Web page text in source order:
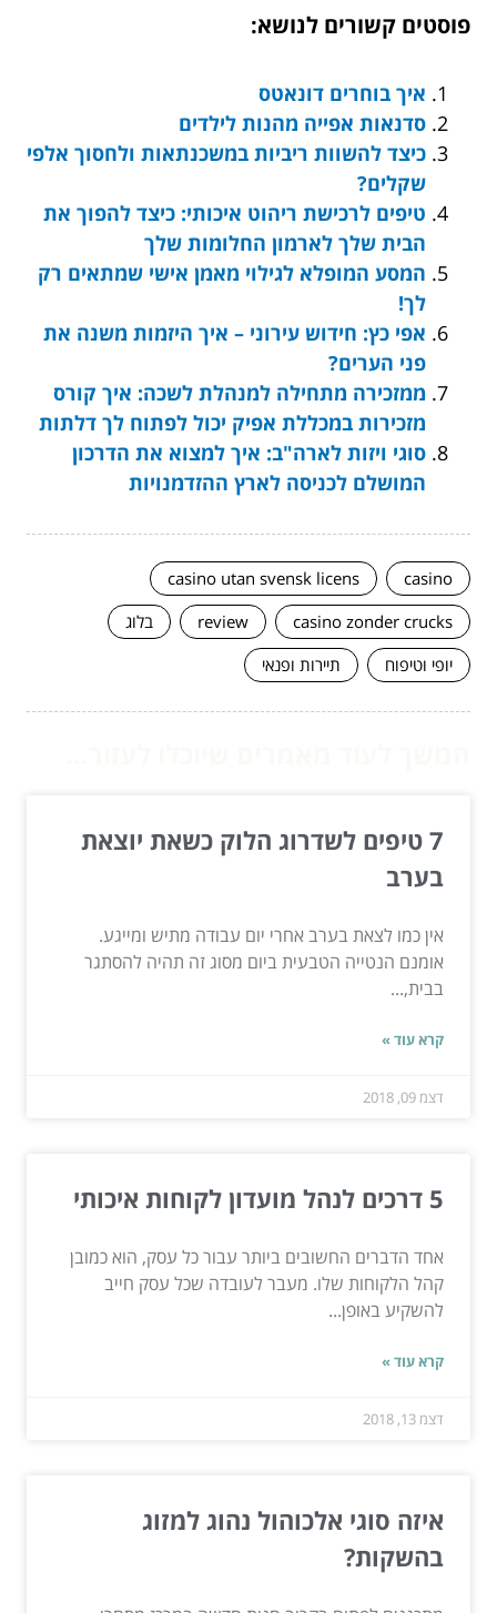
פוסטים קשורים לנושא:
איך בוחרים דונאטס
סדנאות אפייה מהנות לילדים
כיצד להשוות ריביות במשכנתאות ולחסוך אלפי
שקלים?
טיפים לרכישת ריהוט איכותי: כיצד להפוך את
הבית שלך לארמון החלומות שלך
המסע המופלא לגילוי מאמן אישי שמתאים רק
לך!
אפי כץ: חידוש עירוני – איך היזמות משנה את
פני הערים?
ממזכירה מתחילה למנהלת לשכה: איך קורס
מזכירות במכללת אפיק יכול לפתוח לך דלתות
סוגי ויזות לארה"ב: איך למצוא את הדרכון
המושלם לכניסה לארץ ההזדמנויות
casino
casino utan svensk licens
casino zonder crucks
review
בלוג
יופי וטיפוח
תיירות ופנאי
7 טיפים לשדרוג הלוק כשאת יוצאת
בערב
אין כמו לצאת בערב אחרי יום עבודה מתיש ומייגע.
אומנם הנטייה הטבעית ביום מסוג זה תהיה להסתגר
בבית,...
קרא עוד »
דצמ 09, 2018
5 דרכים לנהל מועדון לקוחות איכותי
אחד הדברים החשובים ביותר עבור כל עסק, הוא כמובן
קהל הלקוחות שלו. מעבר לעובדה שכל עסק חייב
להשקיע באופן...
קרא עוד »
דצמ 13, 2018
איזה סוגי אלכוהול נהוג למזוג
בהשקות?